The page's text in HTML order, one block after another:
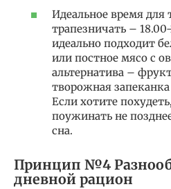
Идеальное время для
трапезничать –
идеально подходит
или постное мясо с
альтернатива –
творожная
Если хотите
поужинать не
сна.
Принцип №4
дневной рацион